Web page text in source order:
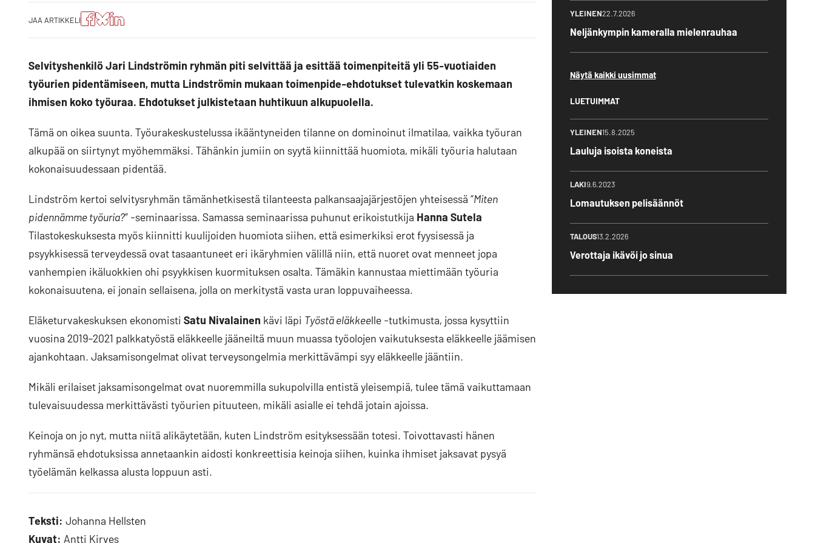
JAA ARTIKKELI
JaaJaaJako:
Selvityshenkilö Jari Lindströmin ryhmän piti selvittää ja esittää toimenpiteitä yli 55-vuotiaiden
työurien pidentämiseen, mutta Lindströmin mukaan toimenpide-ehdotukset tulevatkin koskemaan
ihmisen koko työuraa. Ehdotukset julkistetaan huhtikuun alkupuolella.
Tämä on oikea suunta. Työurakeskustelussa ikääntyneiden tilanne on dominoinut ilmatilaa, vaikka työuran
alkupää on siirtynyt myöhemmäksi. Tähänkin jumiin on syytä kiinnittää huomiota, mikäli työuria halutaan
kokonaisuudessaan pidentää.
Lindström kertoi selvitysryhmän tämänhetkisestä tilanteesta palkansaajajärjestöjen yhteisessä ”Miten
pidennämme työuria?” -seminaarissa. Samassa seminaarissa puhunut erikoistutkija Hanna Sutela
Tilastokeskuksesta myös kiinnitti kuulijoiden huomiota siihen, että esimerkiksi erot fyysisessä ja
psyykkisessä terveydessä ovat tasaantuneet eri ikäryhmien välillä niin, että nuoret ovat menneet jopa
vanhempien ikäluokkien ohi psyykkisen kuormituksen osalta. Tämäkin kannustaa miettimään työuria
kokonaisuutena, ei jonain sellaisena, jolla on merkitystä vasta uran loppuvaiheessa.
Eläketurvakeskuksen ekonomisti Satu Nivalainen kävi läpi Työstä eläkkeelle -tutkimusta, jossa kysyttiin
vuosina 2019–2021 palkkatyöstä eläkkeelle jääneiltä muun muassa työolojen vaikutuksesta eläkkeelle jäämisen
ajankohtaan. Jaksamisongelmat olivat terveysongelmia merkittävämpi syy eläkkeelle jääntiin.
Mikäli erilaiset jaksamisongelmat ovat nuoremmilla sukupolvilla entistä yleisempiä, tulee tämä vaikuttamaan
tulevaisuudessa merkittävästi työurien pituuteen, mikäli asialle ei tehdä jotain ajoissa.
Keinoja on jo nyt, mutta niitä alikäytetään, kuten Lindström esityksessään totesi. Toivottavasti hänen
ryhmänsä ehdotuksissa annetaankin aidosti konkreettisia keinoja siihen, kuinka ihmiset jaksavat pysyä
työelämän kelkassa alusta loppuun asti.
Teksti: Johanna Hellsten
Kuvat: Antti Kirves
YLEINEN22.7.2026
Neljänkympin kameralla mielenrauhaa
Näytä kaikki uusimmat
LUETUIMMAT
YLEINEN15.8.2025
Lauluja isoista koneista
LAKI9.6.2023
Lomautuksen pelisäännöt
TALOUS13.2.2026
Verottaja ikävöi jo sinua